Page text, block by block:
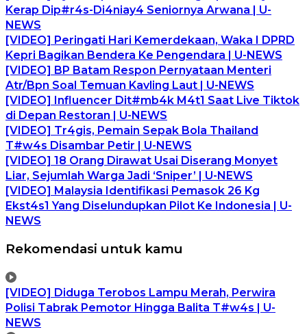
Kerap Dip#r4s-Di4niay4 Seniornya Arwana | U-
NEWS
[VIDEO] Peringati Hari Kemerdekaan, Waka I DPRD
Kepri Bagikan Bendera Ke Pengendara | U-NEWS
[VIDEO] BP Batam Respon Pernyataan Menteri
Atr/Bpn Soal Temuan Kavling Laut | U-NEWS
[VIDEO] Influencer Dit#mb4k M4t1 Saat Live Tiktok
di Depan Restoran | U-NEWS
[VIDEO] Tr4gis, Pemain Sepak Bola Thailand
T#w4s Disambar Petir | U-NEWS
[VIDEO] 18 Orang Dirawat Usai Diserang Monyet
Liar, Sejumlah Warga Jadi ‘Sniper’ | U-NEWS
[VIDEO] Malaysia Identifikasi Pemasok 26 Kg
Ekst4s1 Yang Diselundupkan Pilot Ke Indonesia | U-
NEWS
Rekomendasi untuk kamu
[VIDEO] Diduga Terobos Lampu Merah, Perwira
Polisi Tabrak Pemotor Hingga Balita T#w4s | U-
NEWS